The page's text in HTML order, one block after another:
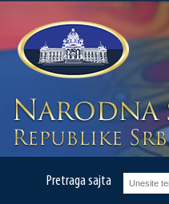
Pretraga sajta